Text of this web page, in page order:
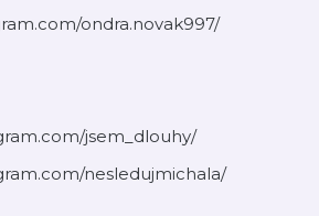
ondra.novak997/
jsem_dlouhy/
nesledujmichala/